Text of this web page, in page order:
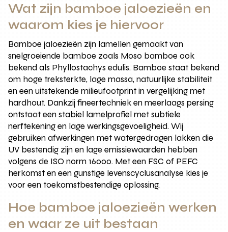
Wat zijn bamboe jaloezieën en
waarom kies je hiervoor
Bamboe jaloezieën zijn lamellen gemaakt van
snelgroeiende bamboe zoals Moso bamboe ook
bekend als Phyllostachys edulis. Bamboe staat bekend
om hoge treksterkte, lage massa, natuurlijke stabiliteit
en een uitstekende milieufootprint in vergelijking met
hardhout. Dankzij fineertechniek en meerlaags persing
ontstaat een stabiel lamelprofiel met subtiele
nerftekening en lage werkingsgevoeligheid. Wij
gebruiken afwerkingen met watergedragen lakken die
UV bestendig zijn en lage emissiewaarden hebben
volgens de ISO norm 16000. Met een FSC of PEFC
herkomst en een gunstige levenscyclusanalyse kies je
voor een toekomstbestendige oplossing.
Hoe bamboe jaloezieën werken
en waar ze uit bestaan